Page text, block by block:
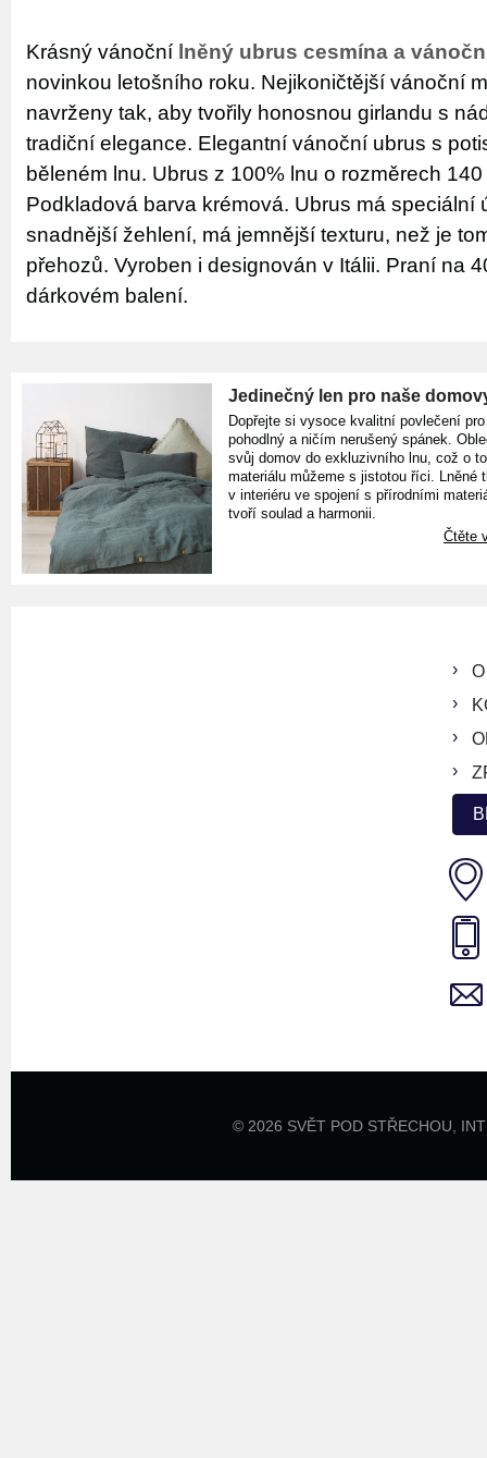
Krásný vánoční lněný ubrus cesmína a
novinkou letošního roku. Nejikoničtější vánoční
navrženy tak, aby tvořily honosnou girlandu s
tradiční elegance. Elegantní vánoční ubrus s
běleném lnu. Ubrus z 100% lnu o rozměrech
Podkladová barva krémová. Ubrus má speciální
snadnější žehlení, má jemnější texturu, než je
přehozů. Vyroben i designován v Itálii. Praní na
dárkovém balení.
Jedinečný len pro naše
Dopřejte si vysoce kvalitní povlečení pro
pohodlný a ničím nerušený spánek.
svůj domov do exkluzivního lnu, což o
materiálu můžeme s jistotou říci. Lněné
v interiéru ve spojení s přírodními
tvoří soulad a harmonii.
Čtěte
© 2026 SVĚT POD STŘECHOU,